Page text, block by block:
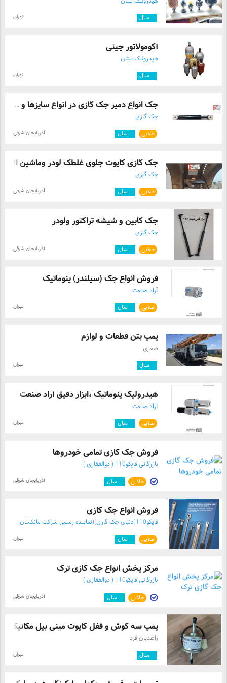
سال تهران
آکومولاتور چینی
هیدرولیک تیتان
سال تهران
جک انواع دمپر جک گازی در انواع سایزها و ...
جک گازی
طلایی سال آذربایجان شرقی
جک گازی کاپوت جلوی غلطک لودر وماشین
جک گازی
طلایی سال آذربایجان شرقی
جک کابین و شیشه تراکتور ولودر
جک گازی
طلایی سال آذربایجان شرقی
فروش انواع جک (سیلندر) پنوماتیک
آراد صنعت
طلایی سال تهران
پمپ بتن قطعات و لوازم
صفری
سال تهران
هیدرولیک پنوماتیک ،ابزار دقیق آراد صنعت
آراد صنعت
طلایی سال تهران
فروش جک گازی تمامی خودروها
بازرگانی فایکو110 ( ذوالفقاری )
طلایی سال آذربایجان شرقی
فروش انواع جک گازی
فایکو110(دنیای جک گازی)(نماینده رسمی شرکت مانکسان
طلایی سال تهران
مرکز پخش انواع جک گازی ترک
بازرگانی فایکو110 ( ذوالفقاری )
طلایی سال آذربایجان شرقی
پمپ سه گوش و قفل کاپوت مینی بیل مکانیکی
زاهدیان فرد
سال تهران